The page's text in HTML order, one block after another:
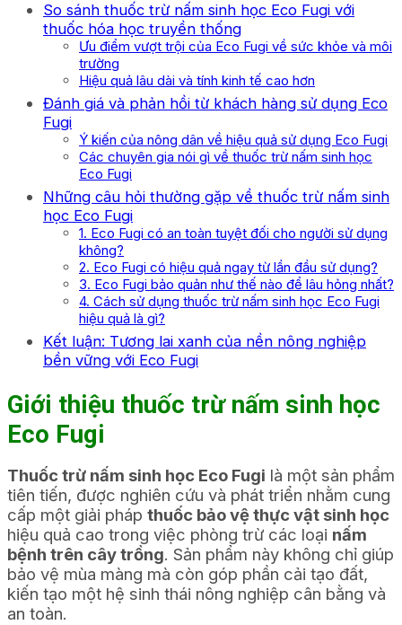
So sánh thuốc trừ nấm sinh học Eco Fugi với
thuốc hóa học truyền thống
Ưu điểm vượt trội của Eco Fugi về sức khỏe và môi
trường
Hiệu quả lâu dài và tính kinh tế cao hơn
Đánh giá và phản hồi từ khách hàng sử dụng Eco
Fugi
Ý kiến của nông dân về hiệu quả sử dụng Eco Fugi
Các chuyên gia nói gì về thuốc trừ nấm sinh học
Eco Fugi
Những câu hỏi thường gặp về thuốc trừ nấm sinh
học Eco Fugi
1. Eco Fugi có an toàn tuyệt đối cho người sử dụng
không?
2. Eco Fugi có hiệu quả ngay từ lần đầu sử dụng?
3. Eco Fugi bảo quản như thế nào để lâu hỏng nhất?
4. Cách sử dụng thuốc trừ nấm sinh học Eco Fugi
hiệu quả là gì?
Kết luận: Tương lai xanh của nền nông nghiệp
bền vững với Eco Fugi
Giới thiệu thuốc trừ nấm sinh học
Eco Fugi
Thuốc trừ nấm sinh học Eco Fugi là một sản phẩm
tiên tiến, được nghiên cứu và phát triển nhằm cung
cấp một giải pháp thuốc bảo vệ thực vật sinh học
hiệu quả cao trong việc phòng trừ các loại nấm
bệnh trên cây trồng. Sản phẩm này không chỉ giúp
bảo vệ mùa màng mà còn góp phần cải tạo đất,
kiến tạo một hệ sinh thái nông nghiệp cân bằng và
an toàn.